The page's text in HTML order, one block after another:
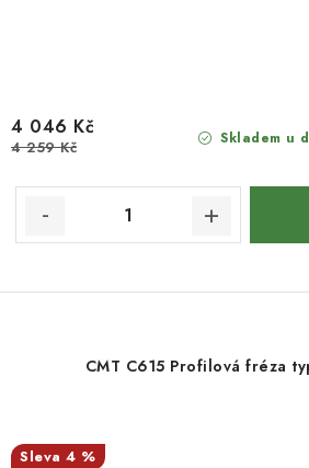
Skladem u
4 046 Kč
4 259 Kč
CMT C615 Profilová fréza
4 %